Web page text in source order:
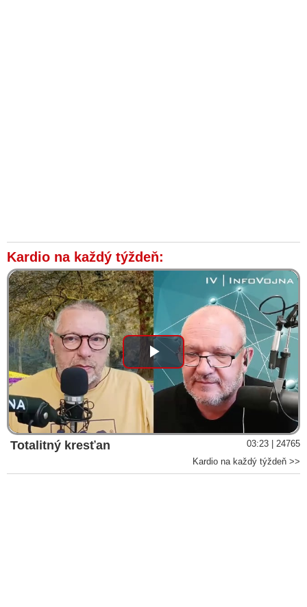
Kardio na každý týždeň:
Play
Video
Totalitný kresťan
03:23 | 24765
Kardio na každý týždeň >>